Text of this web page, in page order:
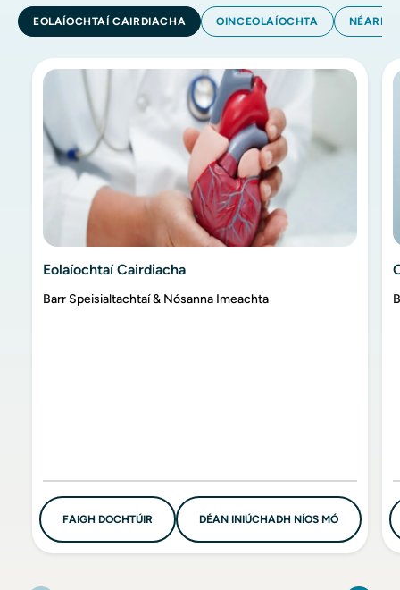
EOLAÍOCHTAÍ CAIRDIACHA OINCEOLAÍOCHTA
Eolaíochtaí Cairdiacha
Barr Speisialtachtaí & Nósanna Imeachta
FAIGH DOCHTÚIR DÉAN INIÚCHADH NÍOS MÓ